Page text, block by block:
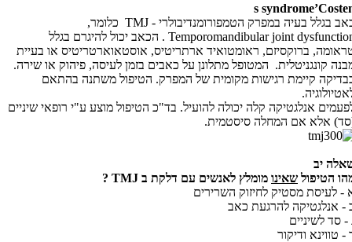
’
s syndrome
בגלל בעיה במפרק הטמפורומנדיבולרי - TMJ כלומר,
Temporomandibular joint . הכאב יכול להיגרם בגלל
ברוקסיזם, ראומטואיד ארתריטיס, אוסטאוארטריטיס או בעיית
קונגניטלית. המטופל מתלונן על כאבים בזמן לעיסה, פיהוק או שירה.
קיימת רגישות מקומית של המפרק. הטיפול משתנה בהתאם
אנלגטיקה קלה יכולה להועיל. בד"כ הטיפול מוצע ע"י רופאי שיניים
אלא אם המחלה סיסטמית.
יב
הטיפול שאינו מומלץ לאנשים עם דלקת ב TMJ
?
- לעיסת מסטיק לחיזוק השרירים
- אנלגטיקה להרגעת כאב
- סד לשיניים
- טווינא ודיקור